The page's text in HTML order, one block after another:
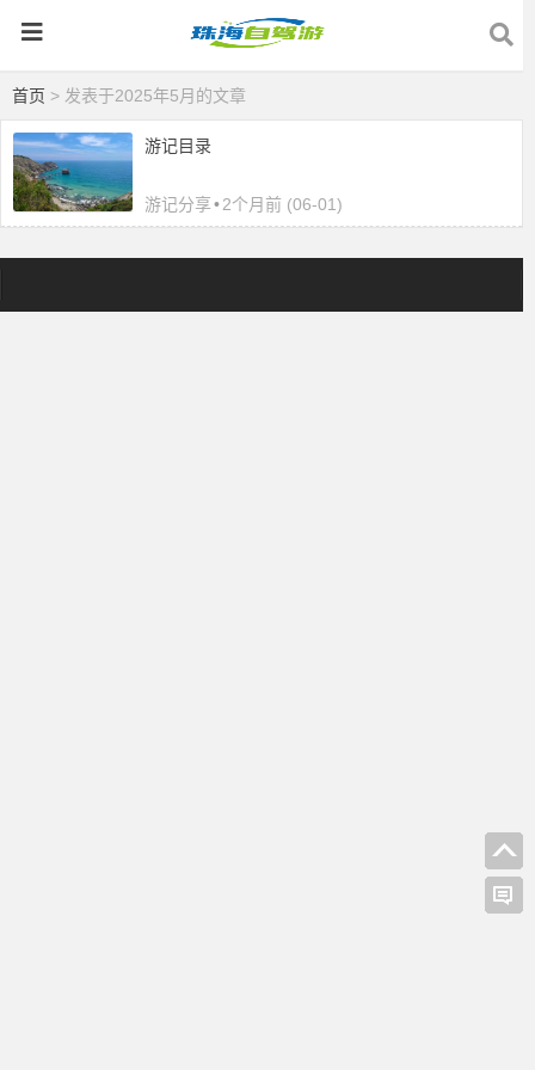
首页 > 发表于2025年5月的文章
游记目录
游记分享•2个月前 (06-01)